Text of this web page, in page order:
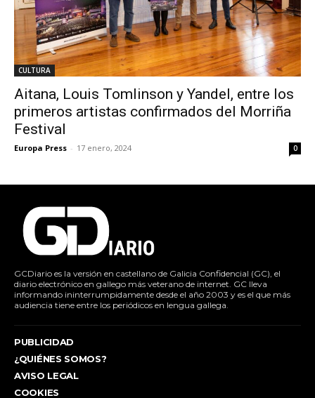
CULTURA
Aitana, Louis Tomlinson y Yandel, entre los
primeros artistas confirmados del Morriña
Festival
Europa Press - 17 enero, 2024 0
GCDiario es la versión en castellano de Galicia Confidencial (GC), el
diario electrónico en gallego más veterano de internet. GC lleva
informando ininterrumpidamente desde el año 2003 y es el que más
audiencia tiene entre los periódicos en lengua gallega.
PUBLICIDAD
¿QUIÉNES SOMOS?
AVISO LEGAL
COOKIES